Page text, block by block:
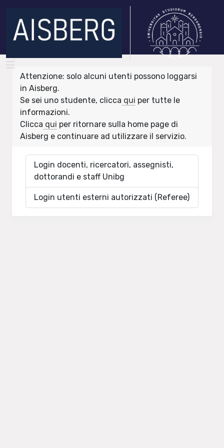
Attenzione: solo alcuni utenti possono loggarsi
in Aisberg.
Se sei uno studente, clicca qui per tutte le
informazioni.
Clicca qui per ritornare sulla home page di
Aisberg e continuare ad utilizzare il servizio.
Login docenti, ricercatori, assegnisti,
dottorandi e staff Unibg
Login utenti esterni autorizzati (Referee)